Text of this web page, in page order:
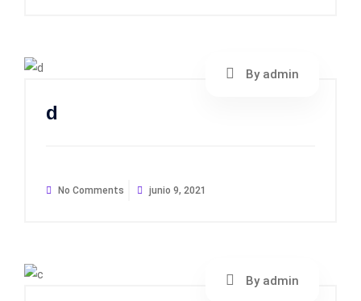
By admin
d
No Comments junio 9, 2021
By admin